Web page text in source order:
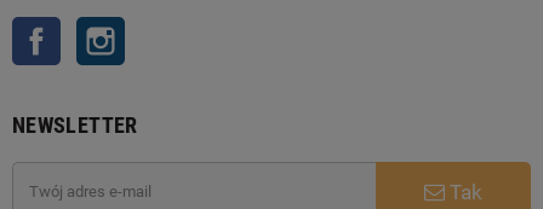
Facebook
NEWSLETTER
Tak